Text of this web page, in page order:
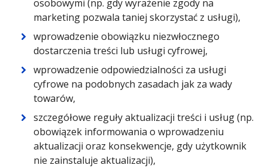
osobowymi (np. gdy wyrażenie zgody na
marketing pozwala taniej skorzystać z usługi),
wprowadzenie obowiązku niezwłocznego
dostarczenia treści lub usługi cyfrowej,
wprowadzenie odpowiedzialności za usługi
cyfrowe na podobnych zasadach jak za wady
towarów,
szczegółowe reguły aktualizacji treści i usług (np.
obowiązek informowania o wprowadzeniu
aktualizacji oraz konsekwencje, gdy użytkownik
nie zainstaluje aktualizacji),